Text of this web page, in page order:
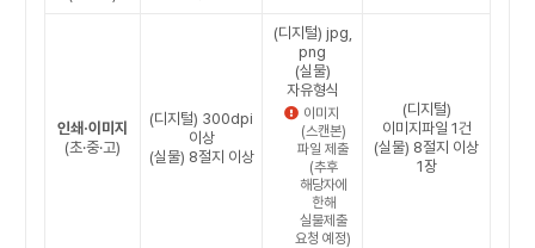
인쇄·이미지
(초·중·고)
(디지털) 300dpi
이상
(실물) 8절지 이상
(디지털) jpg,
png
(실물)
자유형식
이미지
(스캔본)
파일 제출
(추후
해당자에
한해
실물제출
요청 예정)
(디지털)
이미지파일 1건
(실물) 8절지 이상
1장